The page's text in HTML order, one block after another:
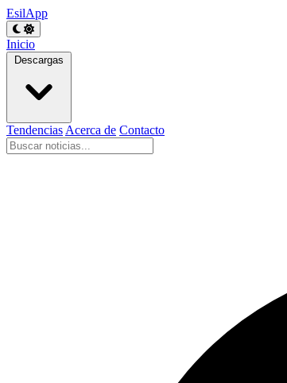
EsilApp
Inicio
Descargas
Tendencias Acerca de Contacto